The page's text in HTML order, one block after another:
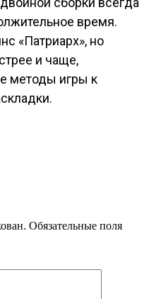
время.
«Патриарх», но
и чаще,
методы игры к
Обязательные поля